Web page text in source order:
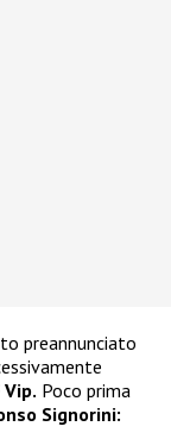
preannunciato
Vip. Poco prima
Signorini: